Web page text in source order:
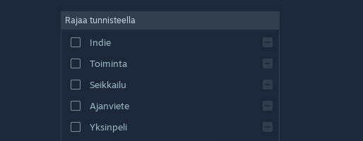
englanti
espanja – Espanja
espanja – Lat. Am.
Rajaa tunnisteella
Indie
Toiminta
Seikkailu
Ajanviete
Yksinpeli